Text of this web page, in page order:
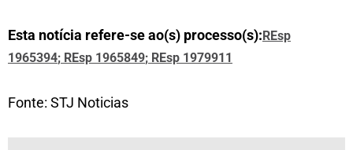
Esta notícia refere-se ao(s) processo(s):REsp
1965394; REsp 1965849; REsp 1979911
Fonte: STJ Noticias